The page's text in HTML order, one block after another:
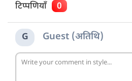
टिप्पणियाँ 0
G Guest (अतिथि)